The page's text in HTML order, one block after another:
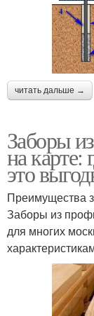
читать дальше →
Заборы
на карте:
это
Преимущества
Заборы из
для многих